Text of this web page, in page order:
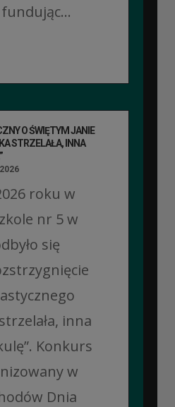
O ŚWIĘTYM JANIE
STRZELAŁA, INNA
roku w
nr 5 w
się
inna
Konkurs
w
Dnia